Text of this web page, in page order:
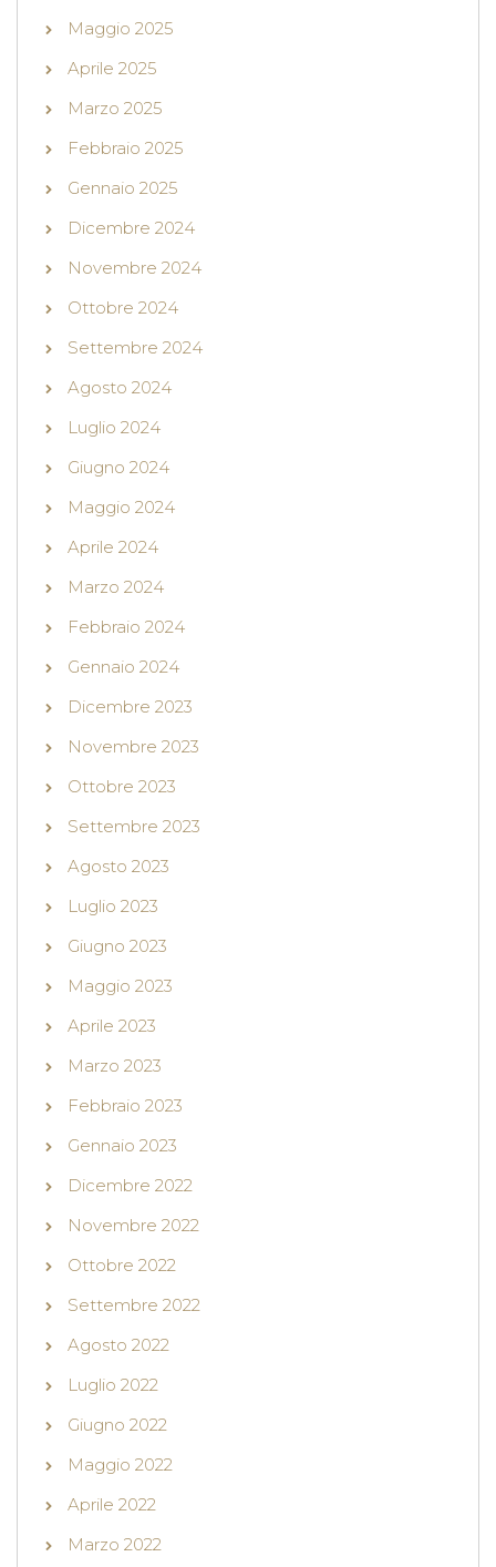
Maggio 2025
Aprile 2025
Marzo 2025
Febbraio 2025
Gennaio 2025
Dicembre 2024
Novembre 2024
Ottobre 2024
Settembre 2024
Agosto 2024
Luglio 2024
Giugno 2024
Maggio 2024
Aprile 2024
Marzo 2024
Febbraio 2024
Gennaio 2024
Dicembre 2023
Novembre 2023
Ottobre 2023
Settembre 2023
Agosto 2023
Luglio 2023
Giugno 2023
Maggio 2023
Aprile 2023
Marzo 2023
Febbraio 2023
Gennaio 2023
Dicembre 2022
Novembre 2022
Ottobre 2022
Settembre 2022
Agosto 2022
Luglio 2022
Giugno 2022
Maggio 2022
Aprile 2022
Marzo 2022